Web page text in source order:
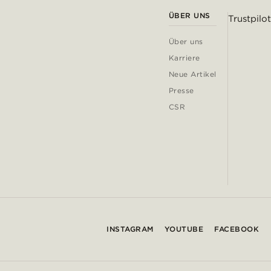
ÜBER UNS
Über uns
Karriere
Neue Artikel
Presse
CSR
Trustpilot
INSTAGRAM YOUTUBE FACEBOOK